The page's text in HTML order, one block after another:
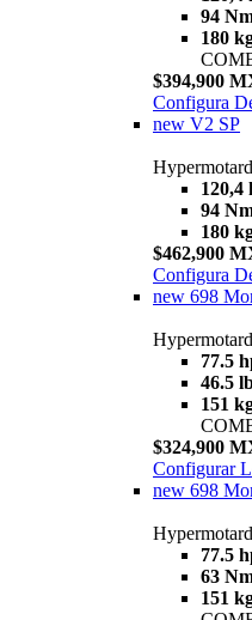
94
180
$394,900
Configura
new V2 SP
120,4
94
180
$462,900
Configura
new 698
77.5
46.5
151
$324,900
Configurar
new 698
77.5
63
151